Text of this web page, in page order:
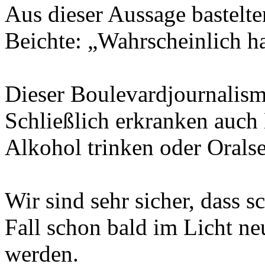
Aus dieser Aussage
Beichte: „Wahrscheinlich
Dieser
Schließlich erkranken
Alkohol trinken oder
Wir sind sehr sicher, dass
Fall schon bald im Licht
werden.